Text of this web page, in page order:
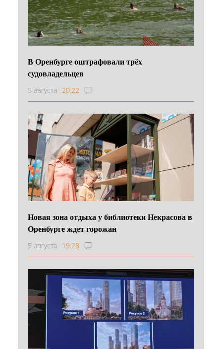
В Оренбурге оштрафовали трёх
судовладельцев
5 августа 20:22
Новая зона отдыха у библиотеки Некрасова в
Оренбурге ждет горожан
5 августа 19:28